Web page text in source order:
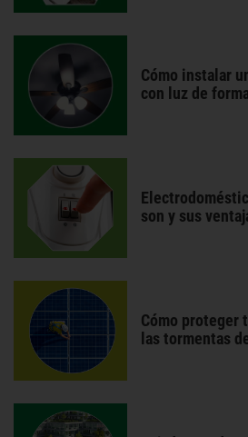
Cómo instalar
con luz de
son y sus
Cómo proteger
las tormentas